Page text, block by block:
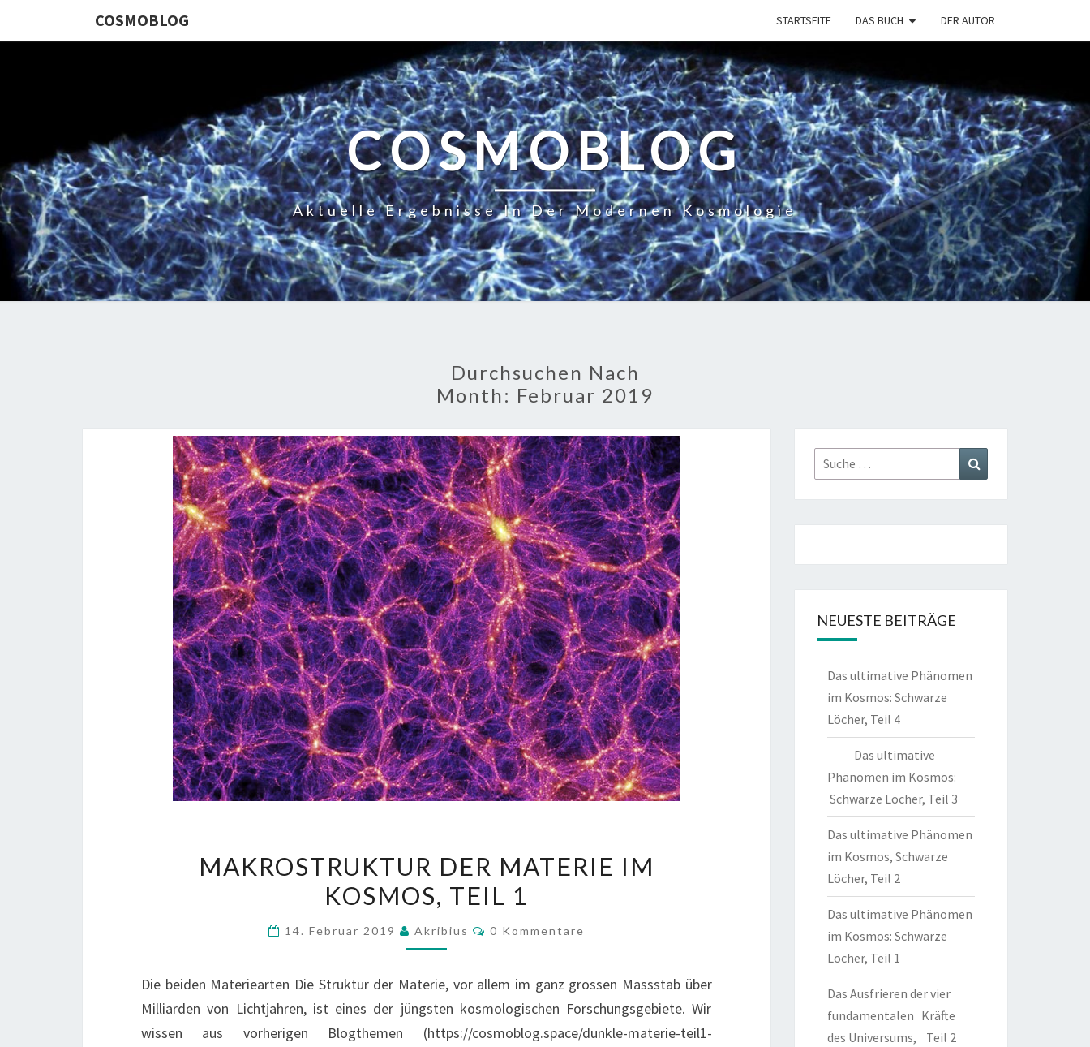
COSMOBLOG STARTSEITE DAS BUCH DER AUTOR
COSMOBLOG
Aktuelle Ergebnisse In Der Modernen Kosmologie
Durchsuchen Nach
Month: Februar 2019
DER
MATERIE
KOSMOS,
1
MAKROSTRUKTUR DER MATERIE IM
KOSMOS, TEIL 1
14. Februar 2019 Akribius Kommentare
0 Kommentare
Die beiden Materiearten Die Struktur der Materie, vor allem im ganz grossen Massstab über
Milliarden von Lichtjahren, ist eines der jüngsten kosmologischen Forschungsgebiete. Wir
wissen aus vorherigen Blogthemen (https://cosmoblog.space/dunkle-materie-teil1-
Suche
nach:
NEUESTE BEITRÄGE
Das ultimative Phänomen
im Kosmos: Schwarze
Löcher, Teil 4
Das ultimative
Phänomen im Kosmos:
Schwarze Löcher, Teil 3
Das ultimative Phänomen
im Kosmos, Schwarze
Löcher, Teil 2
Das ultimative Phänomen
im Kosmos: Schwarze
Löcher, Teil 1
Das Ausfrieren der vier
fundamentalen Kräfte
des Universums, Teil 2